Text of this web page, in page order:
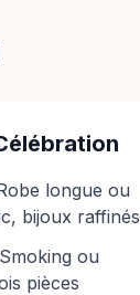
longue ou
bijoux raffinés
Smoking ou
pièces